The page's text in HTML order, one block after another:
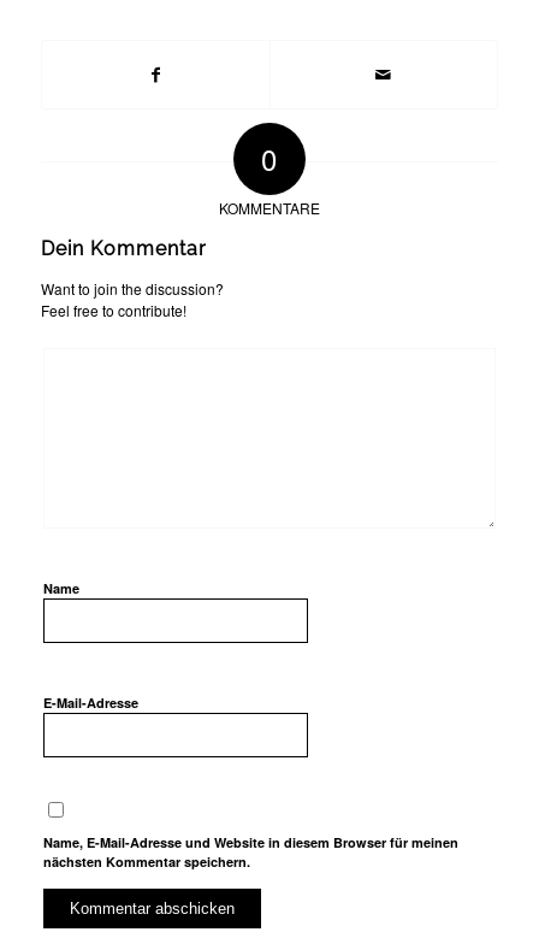
0
KOMMENTARE
Dein Kommentar
Want to join the discussion?
Feel free to contribute!
Name
E-Mail-Adresse
Name, E-Mail-Adresse und Website in diesem Browser für meinen
nächsten Kommentar speichern.